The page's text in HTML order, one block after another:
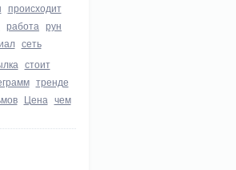
происходит
работа рун
сеть
стоит
тренде
Цена чем